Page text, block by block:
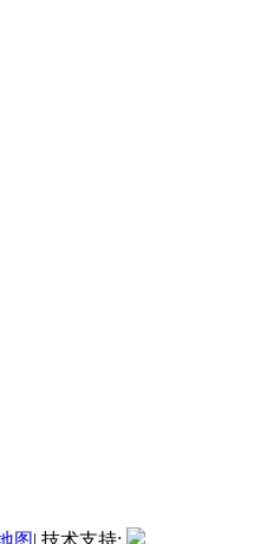
图| 技术支持: